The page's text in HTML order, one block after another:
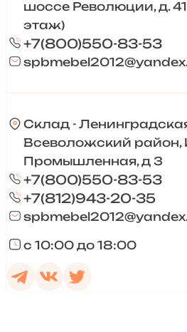
шоссе Революции, д.
этаж)
+7(800)550-83-53
Склад -
Всеволожский район,
Промышленная, д 3
+7(800)550-83-53
+7(812)943-20-35
с 10:00 до 18:00